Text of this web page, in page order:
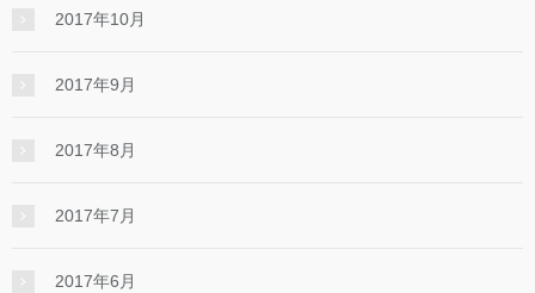
2017年10月
2017年9月
2017年8月
2017年7月
2017年6月